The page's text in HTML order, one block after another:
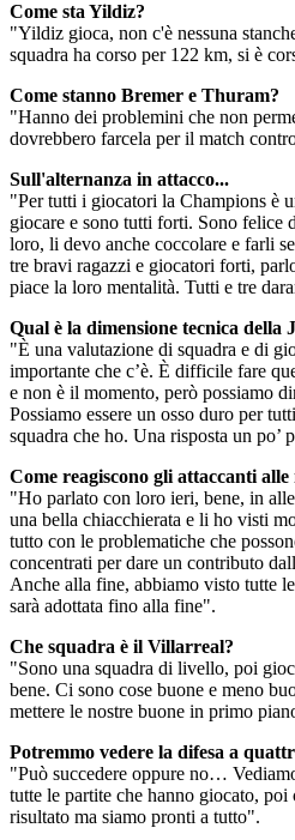
Come sta Yildiz?
"Yildiz gioca, non c'è nessuna
squadra ha corso per 122 km, si è
Come stanno Bremer e Thuram?
"Hanno dei problemini che non
dovrebbero farcela per il match
Sull'alternanza in attacco...
"Per tutti i giocatori la Champions è
giocare e sono tutti forti. Sono felice
loro, li devo anche coccolare e farli
tre bravi ragazzi e giocatori forti,
piace la loro mentalità. Tutti e tre
Qual è la dimensione tecnica della
"È una valutazione di squadra e di
importante che c’è. È difficile fare
e non è il momento, però possiamo
Possiamo essere un osso duro per
squadra che ho. Una risposta un po’
Come reagiscono gli attaccanti
"Ho parlato con loro ieri, bene, in
una bella chiacchierata e li ho visti
tutto con le problematiche che
concentrati per dare un contributo
Anche alla fine, abbiamo visto tutte
sarà adottata fino alla fine".
Che squadra è il Villarreal?
"Sono una squadra di livello, poi
bene. Ci sono cose buone e meno
mettere le nostre buone in primo
Potremmo vedere la difesa a
"Può succedere oppure no…
tutte le partite che hanno giocato, poi
risultato ma siamo pronti a tutto".